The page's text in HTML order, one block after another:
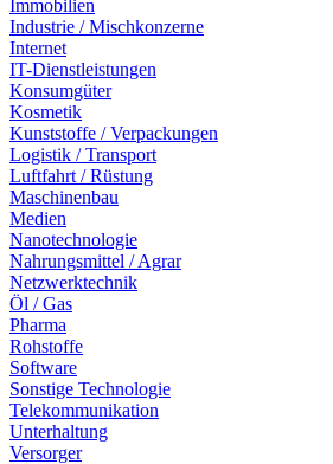
Immobilien
Industrie / Mischkonzerne
Internet
IT-Dienstleistungen
Konsumgüter
Kosmetik
Kunststoffe / Verpackungen
Logistik / Transport
Luftfahrt / Rüstung
Maschinenbau
Medien
Nanotechnologie
Nahrungsmittel / Agrar
Netzwerktechnik
Öl / Gas
Pharma
Rohstoffe
Software
Sonstige Technologie
Telekommunikation
Unterhaltung
Versorger